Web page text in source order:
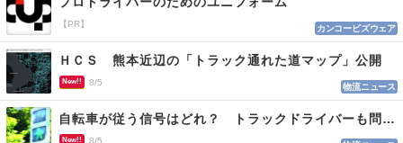
【PR】 カンコービズウェア
ＨＣＳ 熊本近辺の「トラック通れた道マップ」公開
New!! 8/5 物流ニュース
自転車が従う信号はどれ？ トラックドライバーも問われる認識
New!!